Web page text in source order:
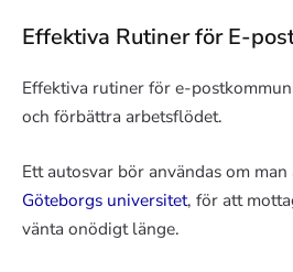
Effektiva Rutiner för E-
Effektiva rutiner för e-
och förbättra arbetsflödet.
Ett autosvar bör användas om
Göteborgs universitet, för att
vänta onödigt länge.